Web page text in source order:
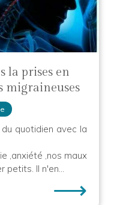
la prises en
migraineuses
quotidien avec la
,anxiété ,nos maux
petits. Il n'en...
⟶